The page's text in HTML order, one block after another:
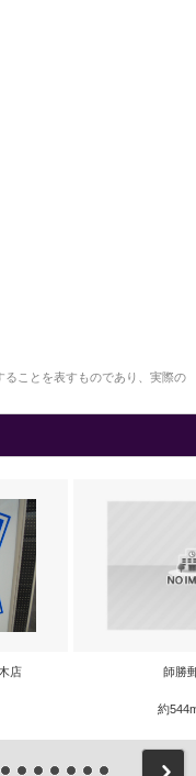
ことを表すものであり、実際の
店 師勝
約